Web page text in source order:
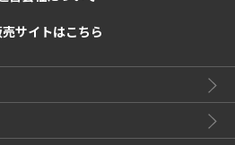
売サイトはこちら